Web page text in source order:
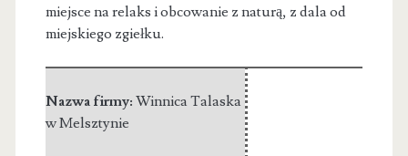
miejsce na relaks i obcowanie z naturą, z dala od
miejskiego zgiełku.
Nazwa firmy: Winnica Talaska
w Melsztynie